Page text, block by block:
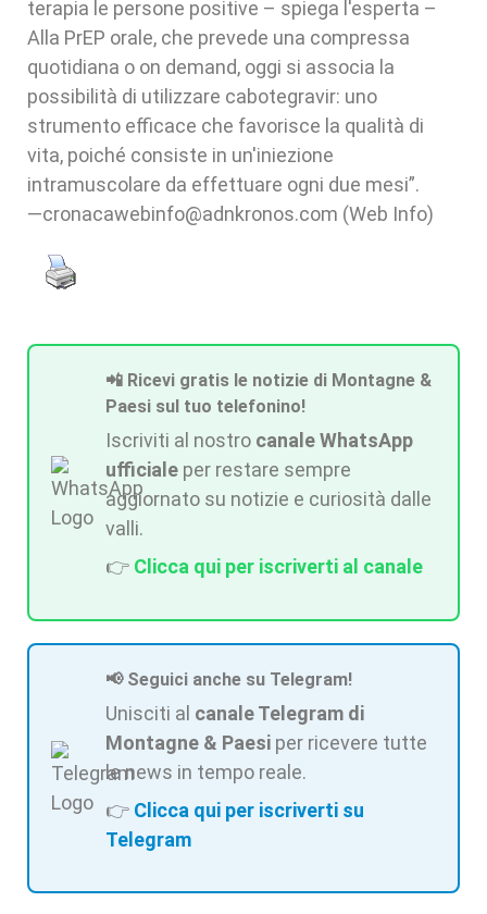
terapia le persone positive – spiega l'esperta –
Alla PrEP orale, che prevede una compressa
quotidiana o on demand, oggi si associa la
possibilità di utilizzare cabotegravir: uno
strumento efficace che favorisce la qualità di
vita, poiché consiste in un'iniezione
intramuscolare da effettuare ogni due mesi”.
—cronacawebinfo@adnkronos.com (Web Info)
📲 Ricevi gratis le notizie di Montagne &
Paesi sul tuo telefonino!
Iscriviti al nostro canale WhatsApp
ufficiale per restare sempre
aggiornato su notizie e curiosità dalle
valli.
👉 Clicca qui per iscriverti al canale
📢 Seguici anche su Telegram!
Unisciti al canale Telegram di
Montagne & Paesi per ricevere tutte
le news in tempo reale.
👉 Clicca qui per iscriverti su
Telegram